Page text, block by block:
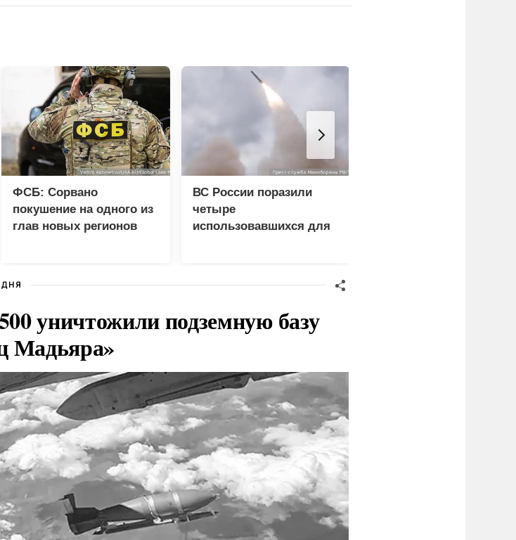
ФСБ: Сорвано
покушение на одного из
глав новых регионов
ВС России поразили
четыре
использовавшихся для
уничтожили подземную базу
Мадьяра»